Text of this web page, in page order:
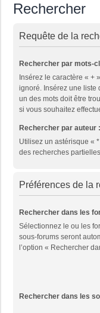
Rechercher
Requête de la
Rechercher par mots-
Insérez le caractère « +
ignoré. Insérez une liste
un des mots doit être
si vous souhaitez
Rechercher par auteur :
Utilisez un astérisque «
des recherches
Préférences de la
Rechercher dans les
Sélectionnez le ou les
sous-forums seront
l’option « Rechercher
Rechercher dans les